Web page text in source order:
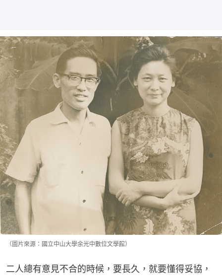
（圖片來源：國立中山大學余光中數位文學館）
二人總有意見不合的時候，要長久，就要懂得妥協，